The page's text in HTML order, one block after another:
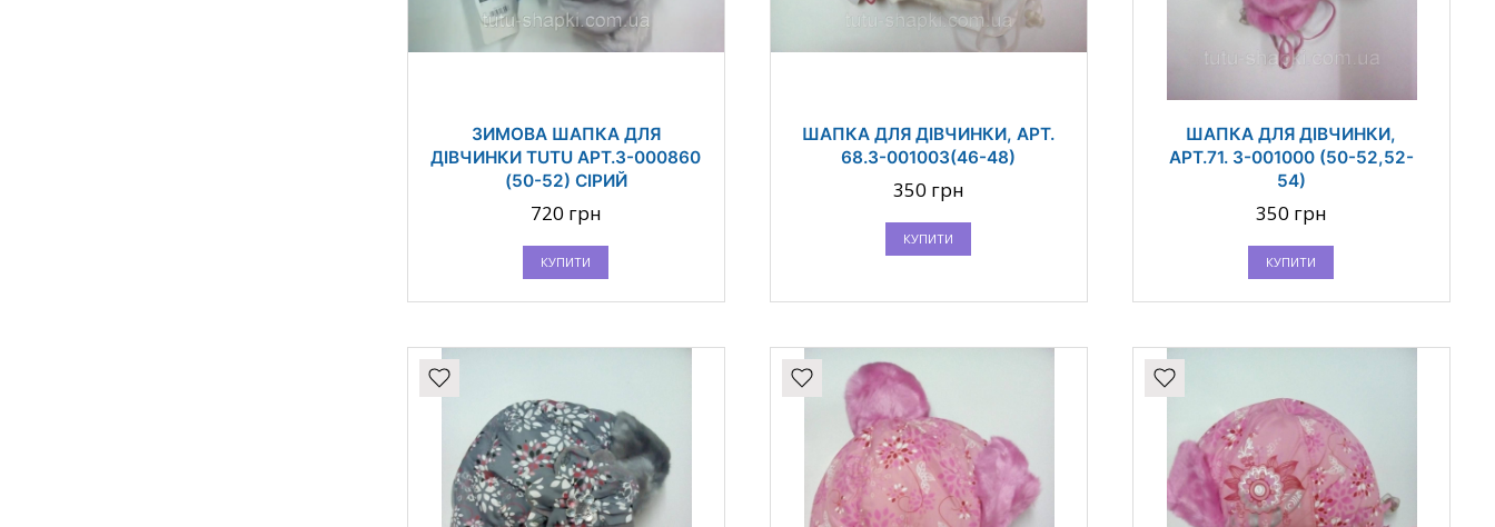
ЗИМОВА ШАПКА ДЛЯ
ДІВЧИНКИ TUTU АРТ.3-000860
(50-52) СІРИЙ
720 грн
КУПИТИ
ШАПКА ДЛЯ ДІВЧИНКИ, АРТ.
68.3-001003(46-48)
350 грн
КУПИТИ
ШАПКА ДЛЯ ДІВЧИНКИ,
АРТ.71. 3-001000 (50-52,52-
54)
350 грн
КУПИТИ